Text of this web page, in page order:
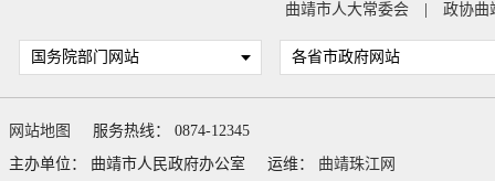
曲靖市人大常委会 政协曲
国务院部门网站 各省市政府网站
网站地图
服务热线： 0874-12345
主办单位： 曲靖市人民政府办公室
运维： 曲靖珠江网